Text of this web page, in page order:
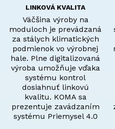
LINKOVÁ KVALITA
Väčšina výroby na
moduloch je prevádzaná
za stálych klimatických
podmienok vo výrobnej
hale. Plne digitalizovaná
výroba umožňuje vďaka
systému kontrol
dosiahnuť linkovú
kvalitu. KOMA sa
prezentuje zavádzaním
systému Priemysel 4.0